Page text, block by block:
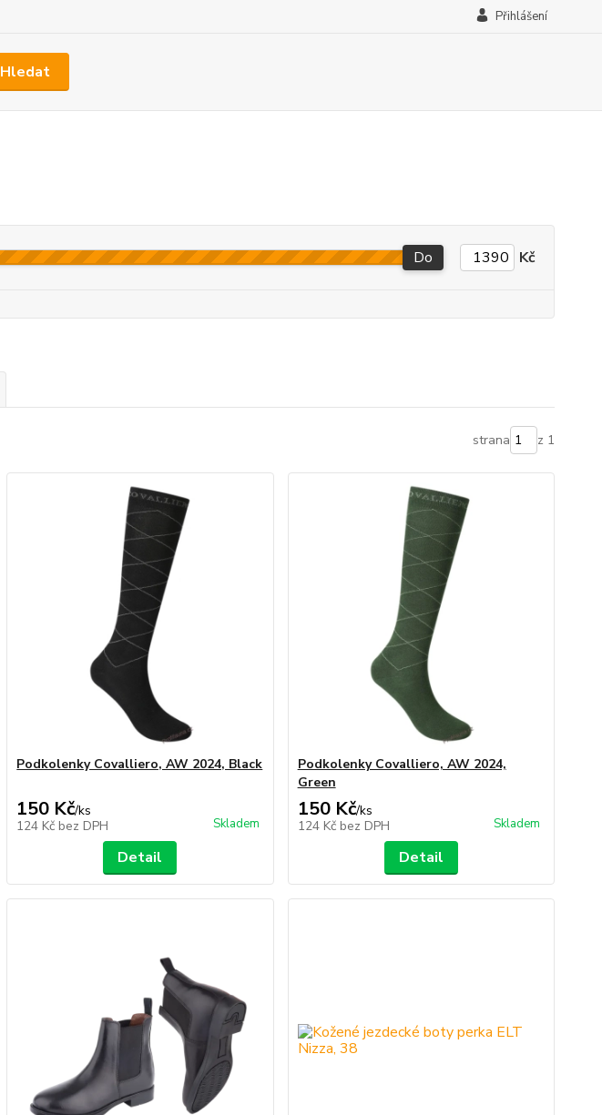
Přihlášení
Hledat
Do Kč
strana z 1
Podkolenky Covalliero, AW 2024, Black
150 Kč/ks
124 Kč bez DPH Skladem
Detail
Podkolenky Covalliero, AW 2024,
Green
150 Kč/ks
124 Kč bez DPH Skladem
Detail